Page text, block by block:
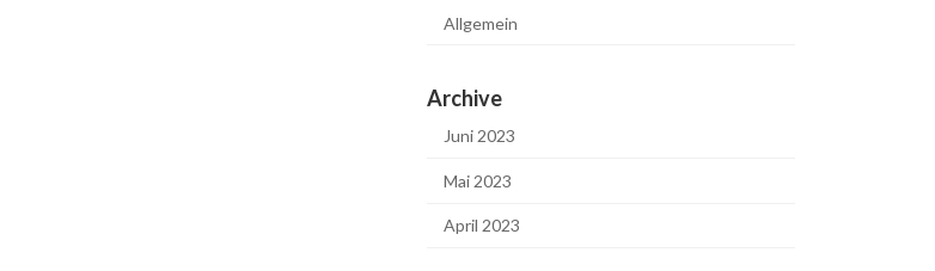
Allgemein
Archive
Juni 2023
Mai 2023
April 2023